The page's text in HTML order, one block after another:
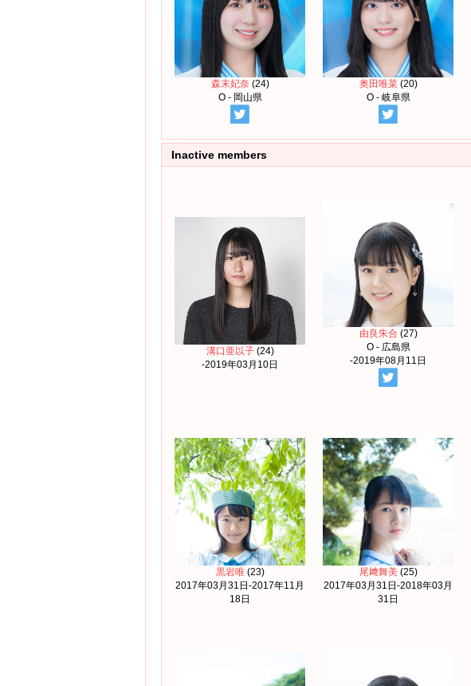
森末妃奈(24)
O - 岡山県
奥田唯菜(20)
O - 岐阜県
Inactive members
溝口亜以子(24)
-2019年03月10日
由良朱合 (27)
O - 広島県
-2019年08月11日
黒岩唯(23)
2017年03月31日-2017年11月
18日
尾﨑舞美(25)
2017年03月31日-2018年03月
31日